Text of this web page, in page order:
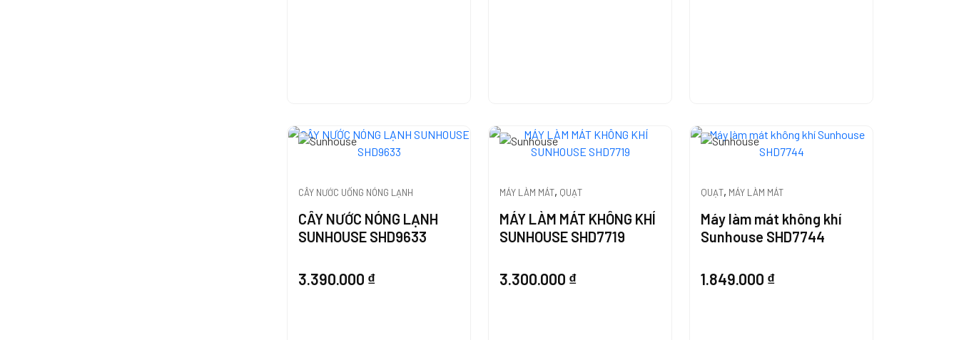
CÂY NƯỚC UỐNG NÓNG LẠNH
CÂY NƯỚC NÓNG LẠNH
SUNHOUSE SHD9633
3.390.000 ₫
MÁY LÀM MÁT, QUẠT
MÁY LÀM MÁT KHÔNG KHÍ
SUNHOUSE SHD7719
3.300.000 ₫
QUẠT, MÁY LÀM MÁT
Máy làm mát không khí
Sunhouse SHD7744
1.849.000 ₫